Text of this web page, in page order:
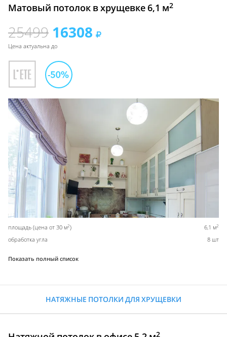
Матовый потолок в хрущевке 6,1 м2
25499 16308
Цена актуальна до
площадь (цена от 30 м2) 6,1 м2
обработка угла 8 шт
Показать полный список
НАТЯЖНЫЕ ПОТОЛКИ ДЛЯ ХРУЩЕВКИ
2